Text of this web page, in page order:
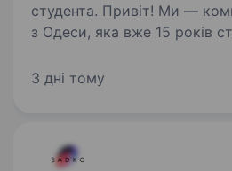
студента. Привіт! Ми — компанія Віконт
з Одеси, яка вже 15 років
Ми спеціалізуємося на
3 дні тому